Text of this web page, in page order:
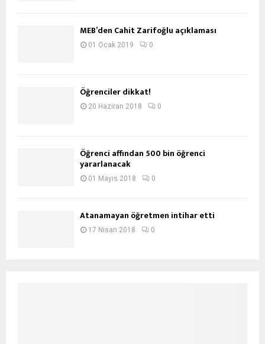
MEB’den Cahit Zarifoğlu açıklaması
01 Ocak 2019 0
Öğrenciler dikkat!
20 Haziran 2018 0
Öğrenci affından 500 bin öğrenci
yararlanacak
01 Mayıs 2018 0
Atanamayan öğretmen intihar etti
17 Nisan 2018 0